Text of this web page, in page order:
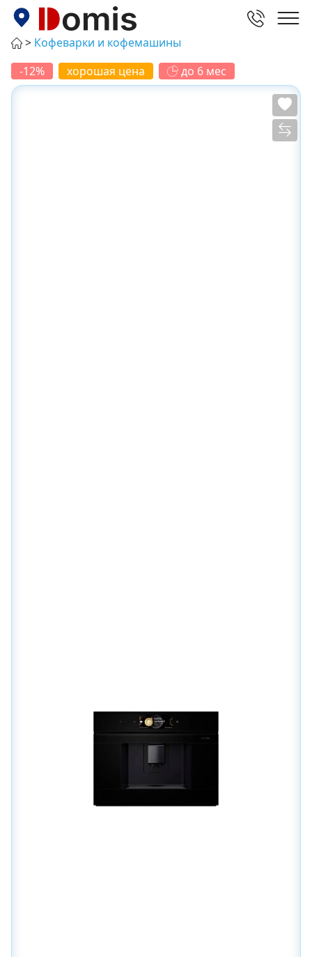
Кофеварки и кофемашины
-12%
хорошая цена до 6 мес